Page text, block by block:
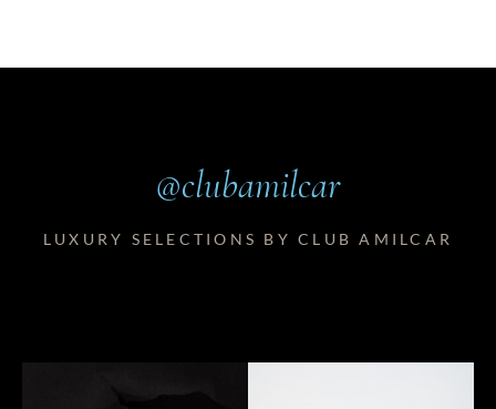
@clubamilcar
LUXURY SELECTIONS BY CLUB AMILCAR